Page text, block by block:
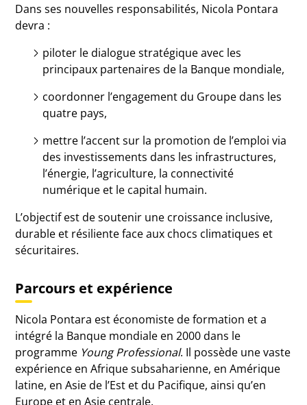
Dans ses nouvelles responsabilités, Nicola Pontara
devra :
piloter le dialogue stratégique avec les
principaux partenaires de la Banque mondiale,
coordonner l’engagement du Groupe dans les
quatre pays,
mettre l’accent sur la promotion de l’emploi via
des investissements dans les infrastructures,
l’énergie, l’agriculture, la connectivité
numérique et le capital humain.
L’objectif est de soutenir une croissance inclusive,
durable et résiliente face aux chocs climatiques et
sécuritaires.
Parcours et expérience
Nicola Pontara est économiste de formation et a
intégré la Banque mondiale en 2000 dans le
programme Young Professional. Il possède une vaste
expérience en Afrique subsaharienne, en Amérique
latine, en Asie de l’Est et du Pacifique, ainsi qu’en
Europe et en Asie centrale.